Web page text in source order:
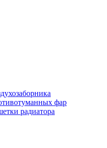
фар
радиатора